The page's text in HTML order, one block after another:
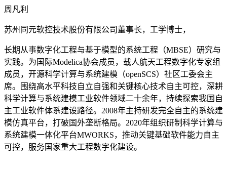
周凡利
苏州同元软控技术股份有限公司董事长，工学博士，
长期从事数字化工程与基于模型的系统工程（MBSE）研究与
实践。为国际Modelica协会成员，载人航天工程数字化专家组
成员，开源科学计算与系统建模（openSCS）社区工委会主
席。围绕高水平科技自立自强和关键核心技术自主可控，深耕
科学计算与系统建模工业软件领域二十余年，持续探索我国自
主工业软件体系建设路径。2008年主持研发完全自主的系统建
模仿真平台，打破国外垄断格局。2020年组织研制科学计算与
系统建模一体化平台MWORKS，推动关键基础软件能力自主
可控，服务国家重大工程数字化建设。